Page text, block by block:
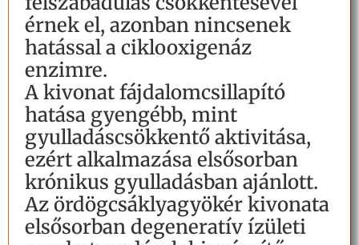
érnek el, azonban nincsenek
hatással a ciklooxigenáz
enzimre.
A kivonat fájdalomcsillapító
hatása gyengébb, mint
gyulladáscsökkentő aktivitása,
ezért alkalmazása elsősorban
krónikus gyulladásban ajánlott.
Az ördögcsáklyagyökér kivonata
elsősorban degeneratív ízületi